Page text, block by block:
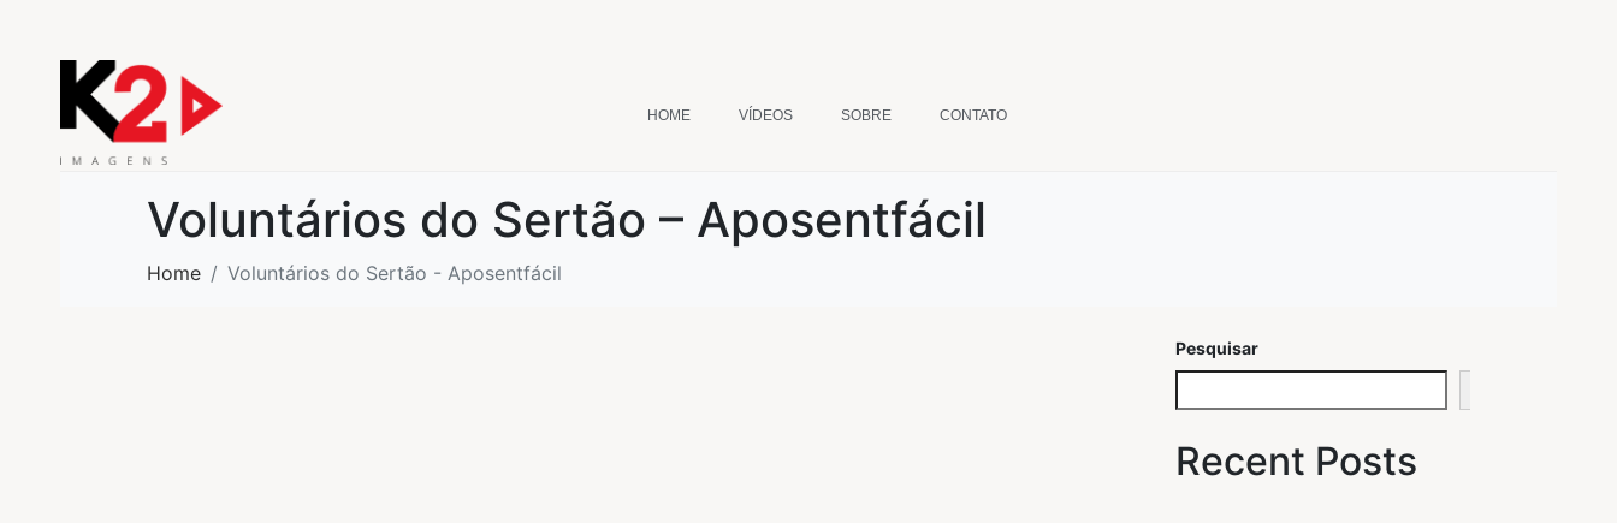
HOME VÍDEOS SOBRE CONTATO
Voluntários do Sertão – Aposentfácil
Home Voluntários do Sertão - Aposentfácil
Pesquisar
Recent Posts